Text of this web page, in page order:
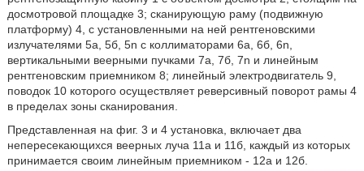
досмотровой площадке 3; сканирующую раму (подвижную
платформу) 4, с установленными на ней рентгеновскими
излучателями 5а, 5б, 5n с коллиматорами 6а, 6б, 6n,
вертикальными веерными пучками 7а, 7б, 7n и линейным
рентгеновским приемником 8; линейный электродвигатель 9,
поводок 10 которого осуществляет реверсивный поворот рамы 4
в пределах зоны сканирования.
Представленная на фиг. 3 и 4 установка, включает два
непересекающихся веерных луча 11а и 11б, каждый из которых
принимается своим линейным приемником - 12а и 12б.